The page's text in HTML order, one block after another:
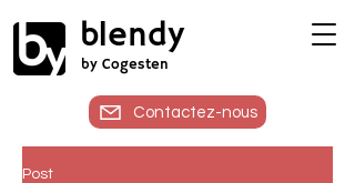
blendy
by Cogesten
Contactez-nous
Post